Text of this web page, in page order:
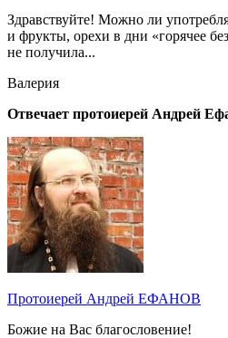
Здравствуйте! Можно ли
и фрукты, орехи в дни «горячее
не получила...
Валерия
Отвечает протоиерей Андрей
Протоиерей Андрей ЕФАНОВ
Божие на Вас благословение!